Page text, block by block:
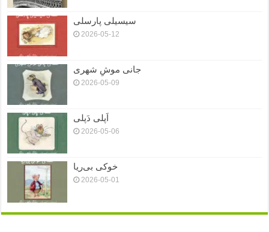
سیسیلی پارسلی
2026-05-12
جانی موشِ شهری
2026-05-09
اَپلی دَپلی
2026-05-06
خوکی بی‌ریا
2026-05-01